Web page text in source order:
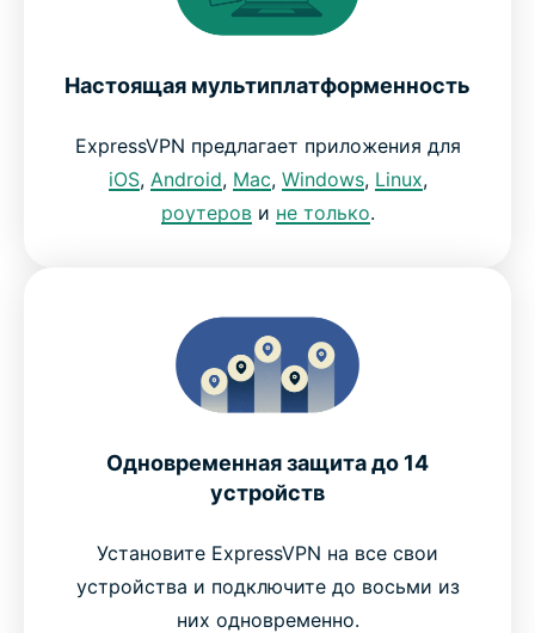
Настоящая мультиплатформенность
ExpressVPN предлагает приложения для
iOS, Android, Mac, Windows, Linux,
роутерови не только.
Одновременная защита до 14
устройств
Установите ExpressVPN на все свои
устройства и подключите до восьми из
них одновременно.